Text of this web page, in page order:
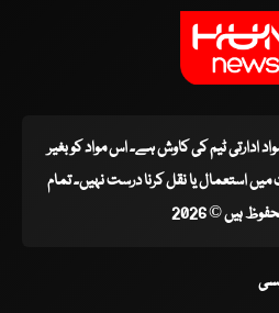
ادارتی ٹیم کی کاوش ہے۔ اس مواد کو بغیر
استعمال یا نقل کرنا درست نہیں۔ تمام
ہیں © 2026